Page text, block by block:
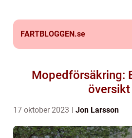
FARTBLOGGEN.se
Mopedförsäkring:
översikt
17 oktober 2023 Jon Larsson